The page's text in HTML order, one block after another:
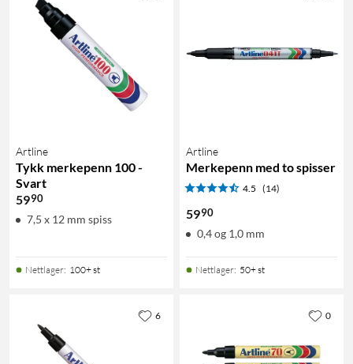
Artline
Tykk merkepenn 100 -
Svart
5990
7,5 x 12 mm spiss
Nettlager: 100+ st
Artline
Merkepenn med to spisser
4.5 (14)
5990
0,4 og 1,0 mm
Nettlager: 50+ st
6 0